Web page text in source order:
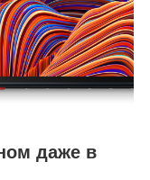
даже в